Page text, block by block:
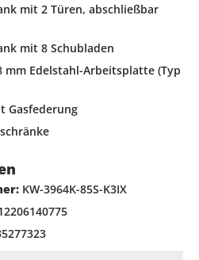
mit 2 Türen, abschließbar
mit 8 Schubladen
mm Edelstahl-Arbeitsplatte (Typ
Gasfederung
KW-3964K-85S-K3IX